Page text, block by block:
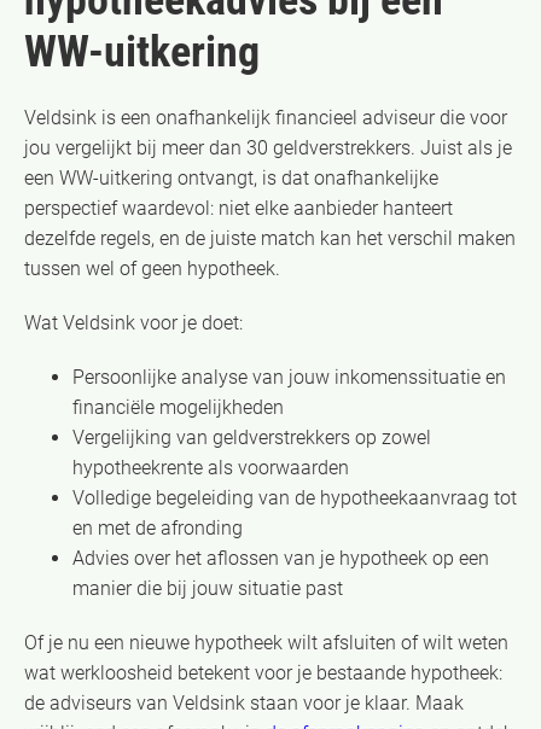
WW-uitkering
Veldsink is een onafhankelijk financieel adviseur die voor
jou vergelijkt bij meer dan 30 geldverstrekkers. Juist als je
een WW-uitkering ontvangt, is dat onafhankelijke
perspectief waardevol: niet elke aanbieder hanteert
dezelfde regels, en de juiste match kan het verschil maken
tussen wel of geen hypotheek.
Wat Veldsink voor je doet:
Persoonlijke analyse van jouw inkomenssituatie en
financiële mogelijkheden
Vergelijking van geldverstrekkers op zowel
hypotheekrente als voorwaarden
Volledige begeleiding van de hypotheekaanvraag tot
en met de afronding
Advies over het aflossen van je hypotheek op een
manier die bij jouw situatie past
Of je nu een nieuwe hypotheek wilt afsluiten of wilt weten
wat werkloosheid betekent voor je bestaande hypotheek:
de adviseurs van Veldsink staan voor je klaar. Maak